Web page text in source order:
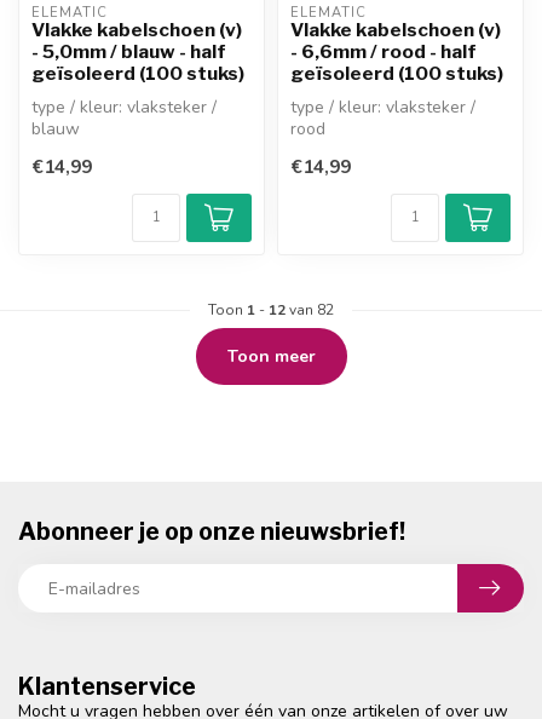
ELEMATIC
Vlakke kabelschoen (v)
- 5,0mm / blauw - half
geïsoleerd (100 stuks)
type / kleur: vlaksteker /
blauw
insteekbreedte: 5,...
€14,99
ELEMATIC
Vlakke kabelschoen (v)
- 6,6mm / rood - half
geïsoleerd (100 stuks)
type / kleur: vlaksteker /
rood
insteekbreedte: 6,6...
€14,99
Toon 1 - 12van 82
Toon meer
Klantenservice
Mocht u vragen hebben over één van onze artikelen of over uw
Abonneer je op onze nieuwsbrief!